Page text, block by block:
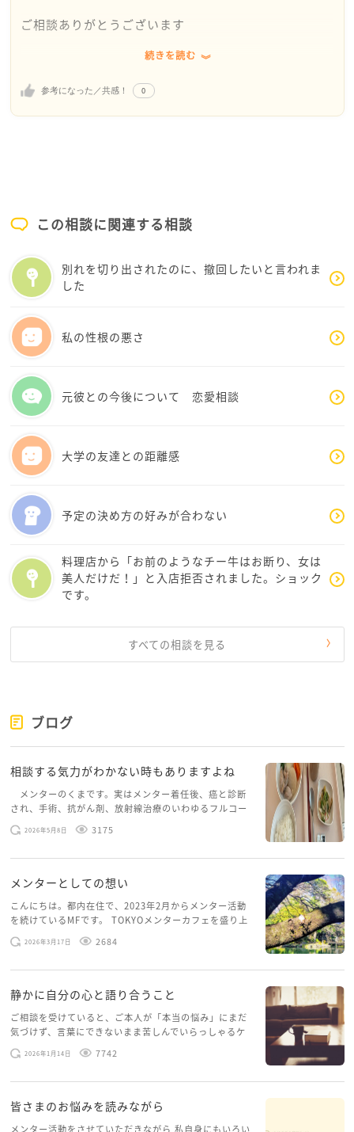
ご相談ありがとうございます
私は専門家ではありません。ですから私の回答が効果
的かどうか全然解らないのですが、読んでいただけれ
ばありがたいです。
読むと、少しは双極性障害への理解が深まるのではな
いかと思います。
では現実問題として、今はどうしたらいいのでしょう
か。正解がどうなのか、または正解があるのかどうか
ように思います。
ないかなと思っています。
続きを読む
参考になった／共感！ 0
この相談に関連する相談
別れを切り出されたのに、撤回したいと言われま
した
私の性根の悪さ
元彼との今後について 恋愛相談
大学の友達との距離感
予定の決め方の好みが合わない
料理店から「お前のようなチー牛はお断り、女は
美人だけだ！」と入店拒否されました。ショック
です。
すべての相談を見る
ブログ
相談する気力がわかない時もありますよね
メンターのくまです。実はメンター着任後、癌と診断
され、手術、抗がん剤、放射線治療のいわゆるフルコー
スを体験していて、しばらくメンターカフェに来られて
いませんでした。体力だけでなく、気力も落ちパソコン
2026年5月8日 3175
メンターとしての想い
こんにちは。都内在住で、2023年2月からメンター活動
を続けているMFです。 TOKYOメンターカフェを盛り上
げたいという想いから、勇気を出して初めてブログを投
稿してみようと思います。少し自分のことを書いてみま
2026年3月17日 2684
静かに自分の心と語り合うこと
ご相談を受けていると、ご本人が「本当の悩み」にまだ
気づけず、言葉にできないまま苦しんでいらっしゃるケ
ースがありますお悩みというのは、心の深いところ（深
層心理）に触れることで、まったく違う角度から解決の
2026年1月14日 7742
皆さまのお悩みを読みながら
メンター活動をさせていただきながら 私自身にもいろい